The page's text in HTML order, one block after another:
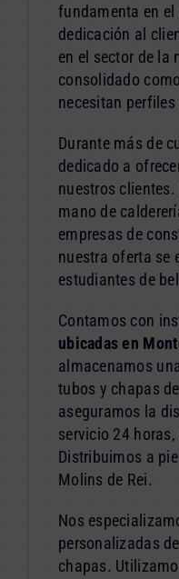
fundamenta en
dedicación al
en el sector de la
consolidado
necesitan perfiles
Durante más de
dedicado a
nuestros
mano de
empresas de
nuestra oferta se
estudiantes de
Contamos con
ubicadas en
almacenamos
tubos y chapas
aseguramos la
servicio 24
Distribuimos a
Molins de Rei.
Nos
personalizadas
chapas.